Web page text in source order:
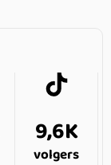
9,6K
volgers